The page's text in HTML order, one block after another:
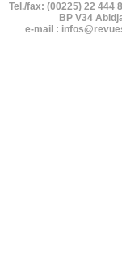
Tel./fax: (00225) 22 444
BP V34
e-mail :